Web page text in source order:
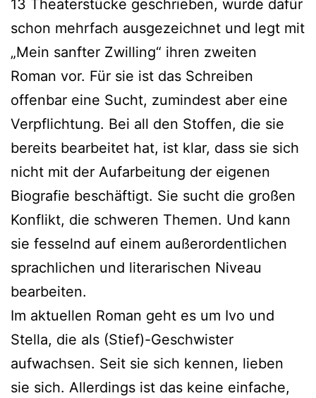
13 Theaterstücke geschrieben, wurde dafür
schon mehrfach ausgezeichnet und legt mit
„Mein sanfter Zwilling“ ihren zweiten
Roman vor. Für sie ist das Schreiben
offenbar eine Sucht, zumindest aber eine
Verpflichtung. Bei all den Stoffen, die sie
bereits bearbeitet hat, ist klar, dass sie sich
nicht mit der Aufarbeitung der eigenen
Biografie beschäftigt. Sie sucht die großen
Konflikt, die schweren Themen. Und kann
sie fesselnd auf einem außerordentlichen
sprachlichen und literarischen Niveau
bearbeiten.
Im aktuellen Roman geht es um Ivo und
Stella, die als (Stief)-Geschwister
aufwachsen. Seit sie sich kennen, lieben
sie sich. Allerdings ist das keine einfache,